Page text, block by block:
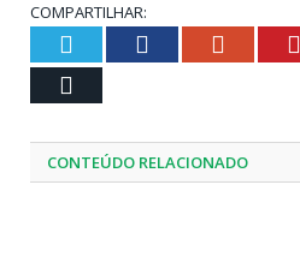
COMPARTILHAR:
Twitter Facebook Google+
CONTEÚDO RELACIONADO